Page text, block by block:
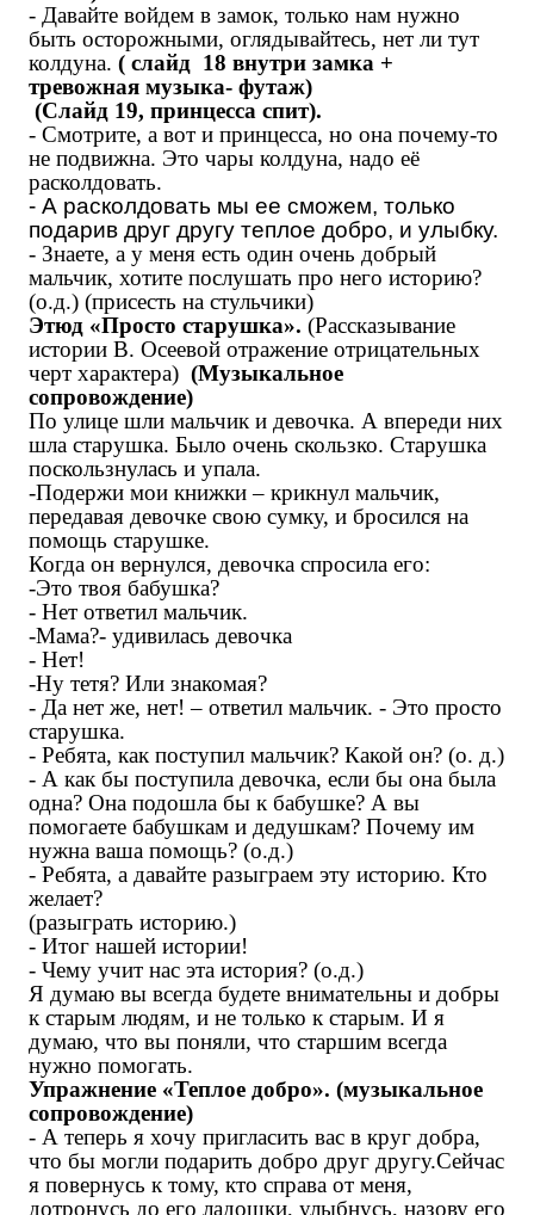
- Давайте войдем в замок, только нам нужно
быть осторожными, оглядывайтесь, нет ли тут
колдуна. ( слайд 18 внутри замка +
тревожная музыка- футаж)
(Слайд 19, принцесса спит).
- Смотрите, а вот и принцесса, но она почему-то
не подвижна. Это чары колдуна, надо её
расколдовать.
- А расколдовать мы ее сможем, только
подарив друг другу теплое добро, и улыбку.
- Знаете, а у меня есть один очень добрый
мальчик, хотите послушать про него историю?
(о.д.) (присесть на стульчики)
Этюд «Просто старушка». (Рассказывание
истории В. Осеевой отражение отрицательных
черт характера) (Музыкальное
сопровождение)
По улице шли мальчик и девочка. А впереди них
шла старушка. Было очень скользко. Старушка
поскользнулась и упала.
-Подержи мои книжки – крикнул мальчик,
передавая девочке свою сумку, и бросился на
помощь старушке.
Когда он вернулся, девочка спросила его:
-Это твоя бабушка?
- Нет ответил мальчик.
-Мама?- удивилась девочка
- Нет!
-Ну тетя? Или знакомая?
- Да нет же, нет! – ответил мальчик. - Это просто
старушка.
- Ребята, как поступил мальчик? Какой он? (о. д.)
- А как бы поступила девочка, если бы она была
одна? Она подошла бы к бабушке? А вы
помогаете бабушкам и дедушкам? Почему им
нужна ваша помощь? (о.д.)
- Ребята, а давайте разыграем эту историю. Кто
желает?
(разыграть историю.)
- Итог нашей истории!
- Чему учит нас эта история? (о.д.)
Я думаю вы всегда будете внимательны и добры
к старым людям, и не только к старым. И я
думаю, что вы поняли, что старшим всегда
нужно помогать.
Упражнение «Теплое добро». (музыкальное
сопровождение)
- А теперь я хочу пригласить вас в круг добра,
что бы могли подарить добро друг другу.Сейчас
я повернусь к тому, кто справа от меня,
дотронусь до его ладошки, улыбнусь, назову его